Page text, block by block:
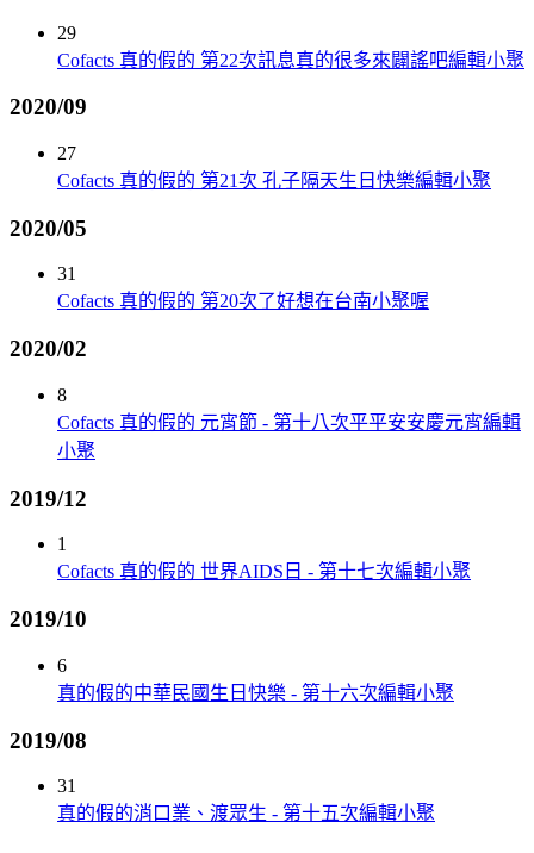
29
Cofacts 真的假的 第22次訊息真的很多來闢謠吧編輯小聚
2020/09
27
Cofacts 真的假的 第21次 孔子隔天生日快樂編輯小聚
2020/05
31
Cofacts 真的假的 第20次了好想在台南小聚喔
2020/02
8
Cofacts 真的假的 元宵節 - 第十八次平平安安慶元宵編輯
小聚
2019/12
1
Cofacts 真的假的 世界AIDS日 - 第十七次編輯小聚
2019/10
6
真的假的中華民國生日快樂 - 第十六次編輯小聚
2019/08
31
真的假的消口業、渡眾生 - 第十五次編輯小聚